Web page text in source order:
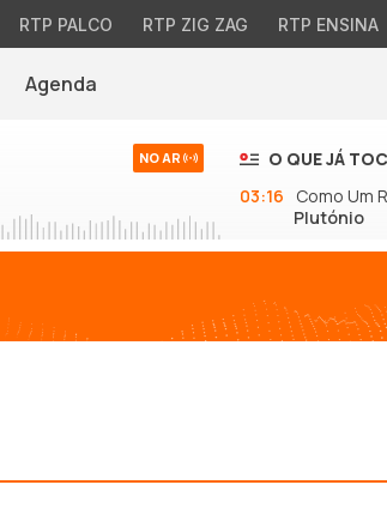
RTP PALCO RTP ZIG ZAG RTP ENSINA
Agenda
NO AR
O QUE JÁ
03:16
Como Um
Plutónio